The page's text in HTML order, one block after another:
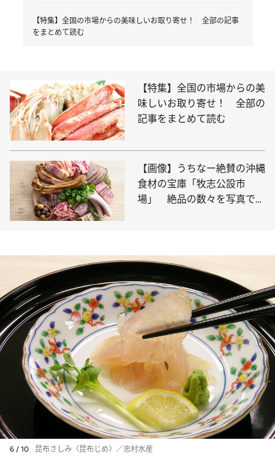
【特集】全国の市場からの美味しいお取り寄せ！ 全部の記事
をまとめて読む
【特集】全国の市場からの美
味しいお取り寄せ！ 全部の
記事をまとめて読む
【画像】うちなー絶賛の沖縄
食材の宝庫「牧志公設市
場」 絶品の数々を写真でチ
6 / 10 昆布さしみ〈昆布じめ〉／忠村水産